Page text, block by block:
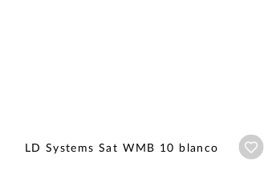
Añadir a wishlist
LD Systems Sat WMB 10 blanco